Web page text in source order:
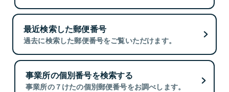
最近検索した郵便番号
過去に検索した郵便番号をご覧いただけます。
事業所の個別番号を検索する
事業所の７けたの個別郵便番号をお調べします。